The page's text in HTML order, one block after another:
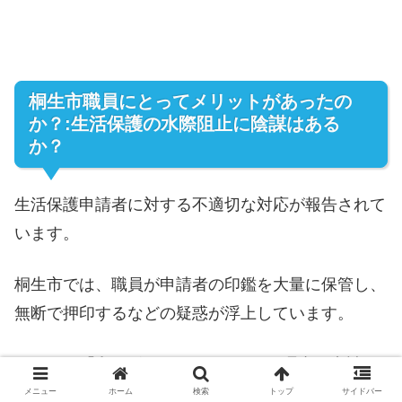
桐生市職員にとってメリットがあったの
か？:生活保護の水際阻止に陰謀はある
か？
生活保護申請者に対する不適切な対応が報告されて
います。
桐生市では、職員が申請者の印鑑を大量に保管し、
無断で押印するなどの疑惑が浮上しています。
さらに、「卵が4個もある」といった理由で申請を
却下するなど、申請者を困惑させる事例も報告され
メニュー ホーム 検索 トップ サイドバー